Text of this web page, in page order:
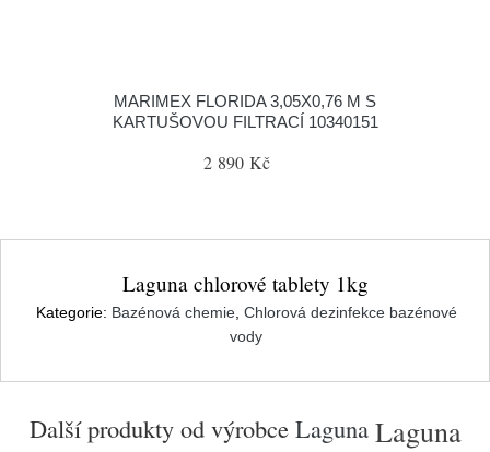
MARIMEX FLORIDA 3,05X0,76 M S
KARTUŠOVOU FILTRACÍ 10340151
2 890 Kč
Laguna chlorové tablety 1kg
Kategorie: Bazénová chemie, Chlorová dezinfekce bazénové
vody
Další produkty od výrobce Laguna Laguna